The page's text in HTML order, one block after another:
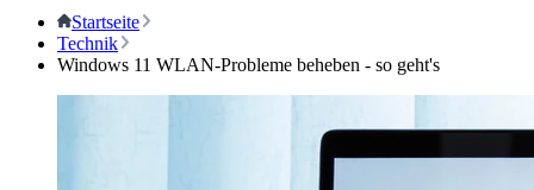
Startseite
Technik
Windows 11 WLAN-Probleme beheben - so geht's